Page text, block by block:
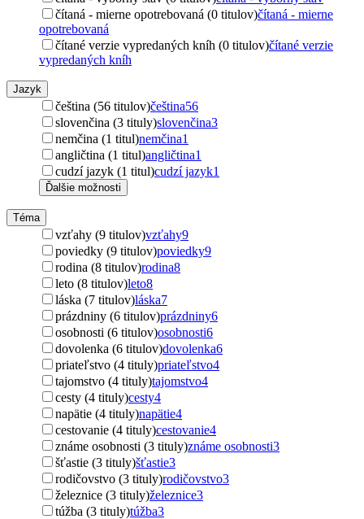
čítaná - mierne opotrebovaná (0 titulov)čítaná - mierne
opotrebovaná
čítané verzie vypredaných kníh (0 titulov)čítané verzie
vypredaných kníh
Jazyk
čeština (56 titulov)čeština56
slovenčina (3 tituly)slovenčina3
nemčina (1 titul)nemčina1
angličtina (1 titul)angličtina1
cudzí jazyk (1 titul)cudzí jazyk1
Ďalšie možnosti
Téma
vzťahy (9 titulov)vzťahy9
poviedky (9 titulov)poviedky9
rodina (8 titulov)rodina8
leto (8 titulov)leto8
láska (7 titulov)láska7
prázdniny (6 titulov)prázdniny6
osobnosti (6 titulov)osobnosti6
dovolenka (6 titulov)dovolenka6
priateľstvo (4 tituly)priateľstvo4
tajomstvo (4 tituly)tajomstvo4
cesty (4 tituly)cesty4
napätie (4 tituly)napätie4
cestovanie (4 tituly)cestovanie4
známe osobnosti (3 tituly)známe osobnosti3
šťastie (3 tituly)šťastie3
rodičovstvo (3 tituly)rodičovstvo3
železnice (3 tituly)železnice3
túžba (3 tituly)túžba3